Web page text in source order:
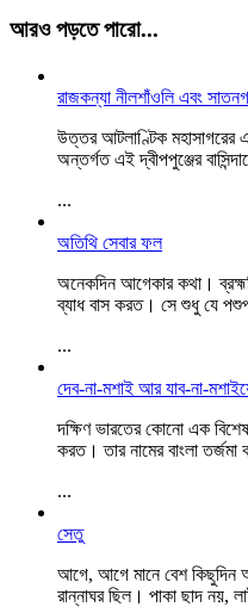
আরও পড়তে পারো...
রাজকন্যা নীলশাঁওলি এবং
উত্তর আটলাণ্টিক মহাসাগরের
অন্তর্গত এই দ্বীপপুঞ্জের
...
অতিথি সেবার ফল
অনেকদিন আগেকার কথা।
ব্যাধ বাস করত। সে শুধু যে
...
দেব-না-মশাই আর যাব-না-
দক্ষিণ ভারতের কোনো এক বিশেষ
করত। তার নামের বাংলা তর্জমা
...
সেতু
আগে, আগে মানে বেশ কিছুদিন
রান্নাঘর ছিল। পাকা ছাদ নয়,